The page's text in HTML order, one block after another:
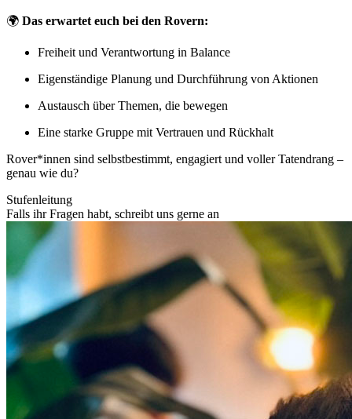
🌍 Das erwartet euch bei den Rovern:
Freiheit und Verantwortung in Balance
Eigenständige Planung und Durchführung von Aktionen
Austausch über Themen, die bewegen
Eine starke Gruppe mit Vertrauen und Rückhalt
Rover*innen sind selbstbestimmt, engagiert und voller Tatendrang –
genau wie du?
Stufenleitung
Falls ihr Fragen habt, schreibt uns gerne an